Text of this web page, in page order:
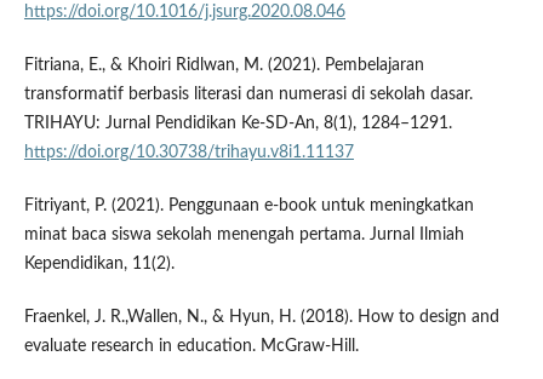
https://doi.org/10.1016/j.jsurg.2020.08.046
Fitriana, E., & Khoiri Ridlwan, M. (2021). Pembelajaran
transformatif berbasis literasi dan numerasi di sekolah dasar.
TRIHAYU: Jurnal Pendidikan Ke-SD-An, 8(1), 1284–1291.
https://doi.org/10.30738/trihayu.v8i1.11137
Fitriyant, P. (2021). Penggunaan e-book untuk meningkatkan
minat baca siswa sekolah menengah pertama. Jurnal Ilmiah
Kependidikan, 11(2).
Fraenkel, J. R.,Wallen, N., & Hyun, H. (2018). How to design and
evaluate research in education. McGraw-Hill.